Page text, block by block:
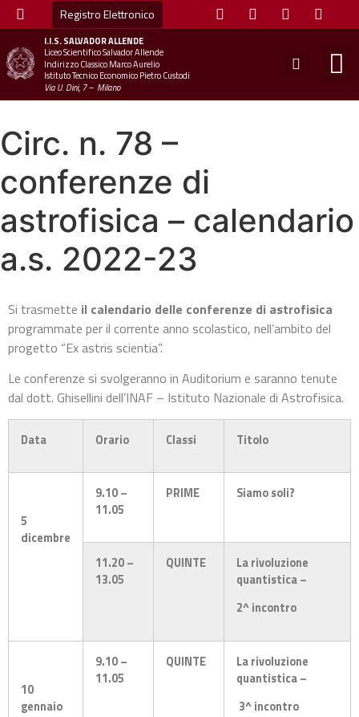
Registro Elettronico
I.I.S.SALVADOR ALLENDE
Liceo Scientifico Salvador Allende
Indirizzo Classico Marco Aurelio
Istituto Tecnico Economico Pietro Custodi
Via U. Dini, 7 – Milano
Circ. n. 78 –
conferenze di
astrofisica – calendario
a.s. 2022-23
Si trasmette il calendario delle conferenze di astrofisica
programmate per il corrente anno scolastico, nell’ambito del
progetto “Ex astris scientia”.
Le conferenze si svolgeranno in Auditorium e saranno tenute
dal dott. Ghisellini dell’INAF – Istituto Nazionale di Astrofisica.
Data Orario Classi Titolo
5
dicembre
9.10 –
11.05
PRIME Siamo soli?
11.20 –
13.05
QUINTE
La rivoluzione
quantistica –
2^ incontro
10
gennaio
9.10 –
11.05
QUINTE
La rivoluzione
quantistica –
3^ incontro